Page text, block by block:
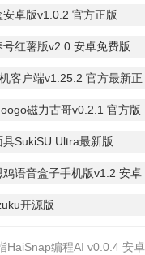
安卓版v1.0.2 官方正版
号红薯版v2.0 安卓免费版
客户端v1.25.2 官方最新正
磁力古哥v0.2.1 官方版
具SukiSU Ultra最新版
鸡语音盒子手机版v1.2 安卓
开源版
HaiSnap编程AI v0.0.4 安